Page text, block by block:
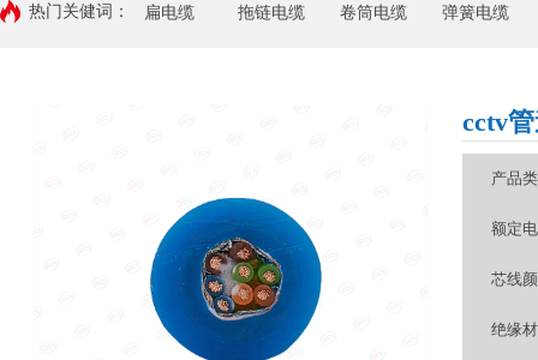
热门关健词： 扁电缆 拖链电缆 卷筒电缆 弹簧电缆
cctv
产品
额定
芯线
绝缘